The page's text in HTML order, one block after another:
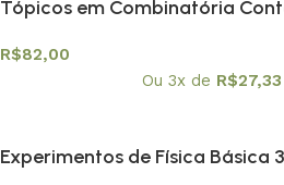
Tópicos em Combinatória
R$82,00
Ou 3x de R$27,33
Experimentos de Física Básica